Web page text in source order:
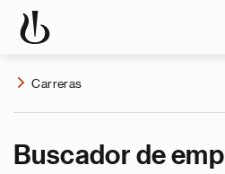
Carreras
Buscador de